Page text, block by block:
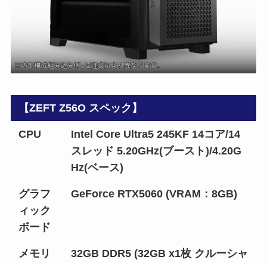
【ZEFT Z56O スペック】
CPU
Intel Core Ultra5 245KF 14コア/14
スレッド 5.20GHz(ブースト)/4.20G
Hz(ベース)
グラフ
ィック
ボード
GeForce RTX5060 (VRAM：8GB)
メモリ
32GB DDR5 (32GB x1枚 クルーシャ